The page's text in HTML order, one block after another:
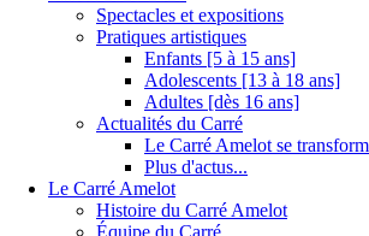
Spectacles et expositions
Pratiques artistiques
Enfants [5 à 15 ans]
Adolescents [13 à 18 ans]
Adultes [dès 16 ans]
Actualités du Carré
Le Carré Amelot se
Plus d'actus...
Le Carré Amelot
Histoire du Carré Amelot
Équipe du Carré